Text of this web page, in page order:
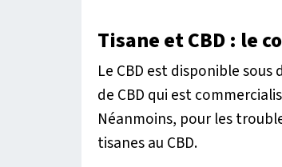
Tisane et CBD : le
Le CBD est disponible
de CBD qui est
Néanmoins, pour les
tisanes au CBD.